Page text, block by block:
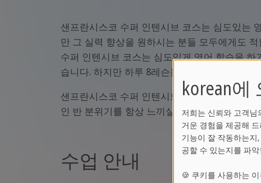
샌프란시스코 수퍼 인텐시브 코스는 심도있는
만 그 실력 향상을 원하시는 분들 모두에게도
수퍼 인텐시브 코스는 심도있게 영어 학습을
습니다. 하지만 하루 8레슨을 통해, 짧은 시간
샌프란시스코 수퍼 인텐시브 코스 한 반의 정원
인 반 분위기를 항상 느끼실 수가 있습니다.
수업 안내
korean
저희는 신뢰와 고객
거운 경험을 제공해
기능이 잘 작동하는지
공할 수 있는지를 파
🍪 쿠키를 사용하는